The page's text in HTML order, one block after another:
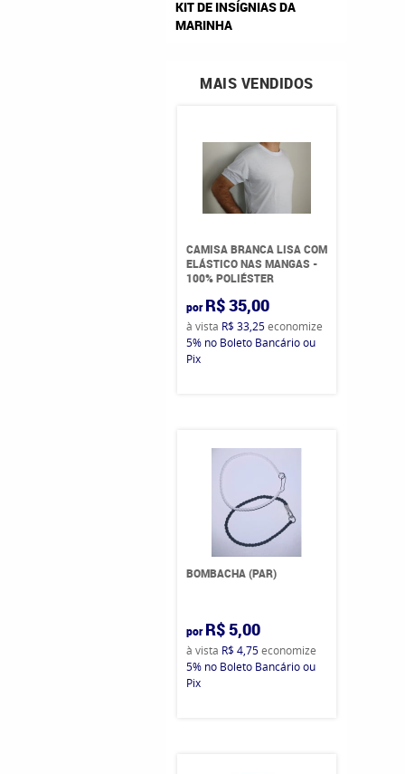
KIT DE INSÍGNIAS DA
MARINHA
MAIS VENDIDOS
CAMISA BRANCA LISA COM
ELÁSTICO NAS MANGAS -
100% POLIÉSTER
por R$ 35,00
à vista R$ 33,25economize
5% no Boleto Bancário ou
Pix
BOMBACHA (PAR)
por R$ 5,00
à vista R$ 4,75economize
5% no Boleto Bancário ou
Pix